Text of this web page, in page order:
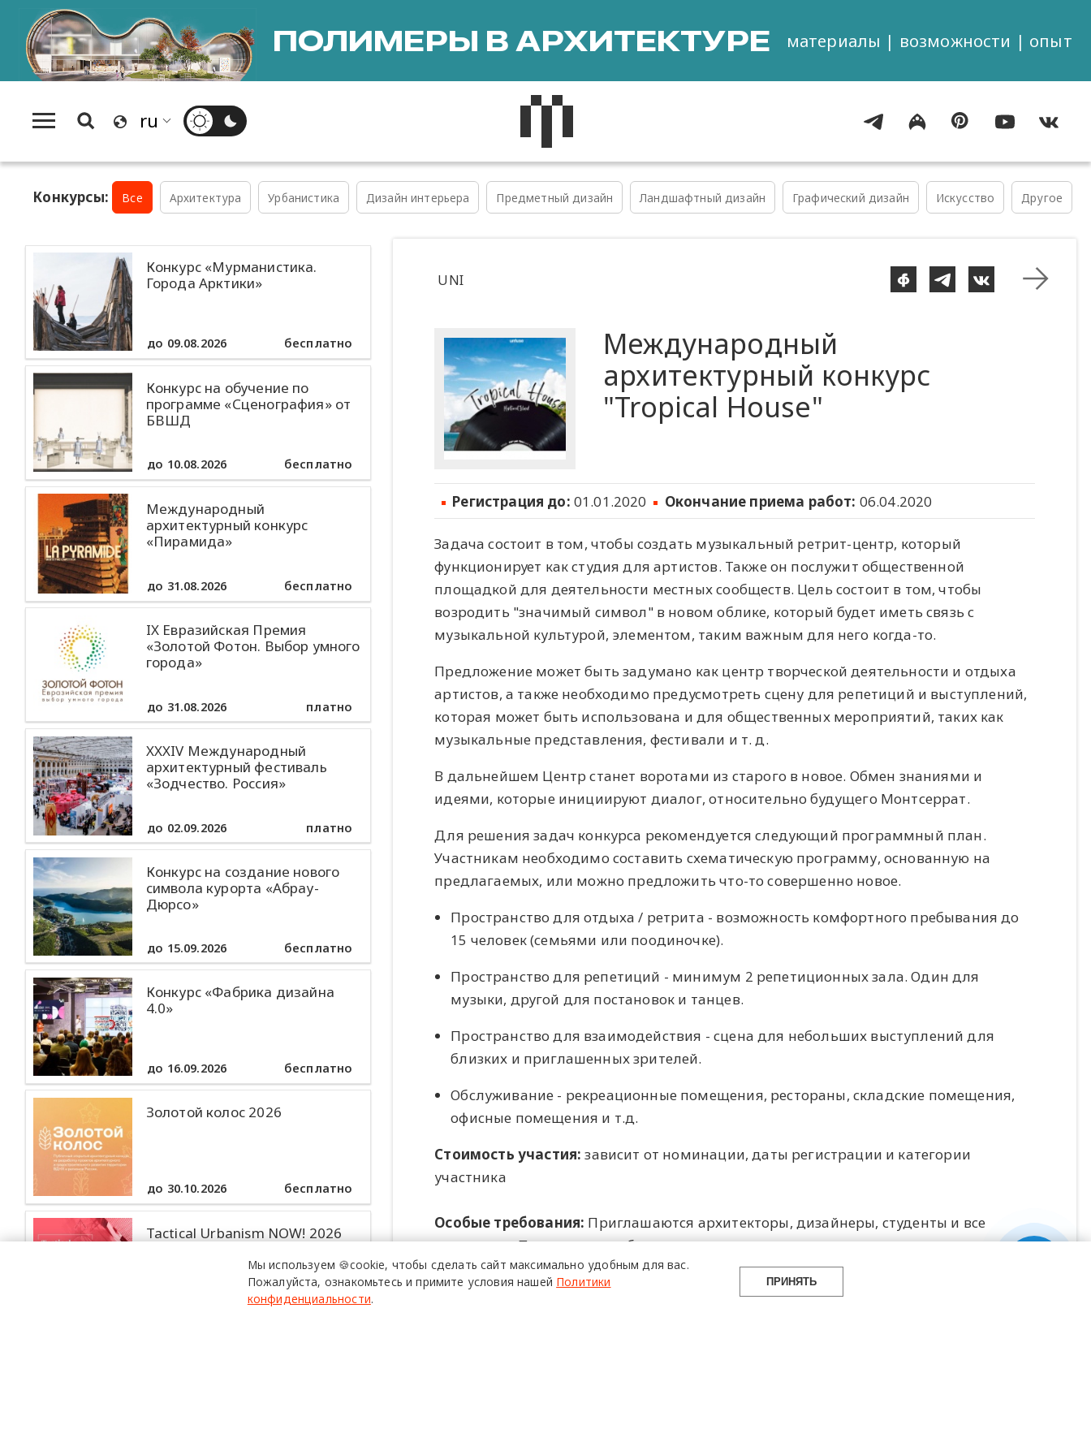
ПОЛИМЕРЫ В АРХИТЕКТУРЕ материалы | возможности | опыт
Конкурсы: Все Архитектура Урбанистика Дизайн интерьера Предметный дизайн Ландшафтный дизайн Графический дизайн Искусство Другое
Конкурс «Мурманистика.
Города Арктики»
до 09.08.2026 бесплатно
Конкурс на обучение по
программе «Сценография» от
БВШД
до 10.08.2026 бесплатно
Международный
архитектурный конкурс
«Пирамида»
до 31.08.2026 бесплатно
IX Евразийская Премия
«Золотой Фотон. Выбор умного
города»
до 31.08.2026 платно
XXXIV Международный
архитектурный фестиваль
«Зодчество. Россия»
до 02.09.2026 платно
Конкурс на создание нового
символа курорта «Абрау-
Дюрсо»
до 15.09.2026 бесплатно
Конкурс «Фабрика дизайна
4.0»
до 16.09.2026 бесплатно
Золотой колос 2026
до 30.10.2026 бесплатно
Tactical Urbanism NOW! 2026
бесплатно
Международный
архитектурный конкурс
"Tropical House"
UNI
Регистрация до: 01.01.2020 Окончание приема работ: 06.04.2020
Задача состоит в том, чтобы создать музыкальный ретрит-центр, который
функционирует как студия для артистов. Также он послужит общественной
площадкой для деятельности местных сообществ. Цель состоит в том, чтобы
возродить "значимый символ" в новом облике, который будет иметь связь с
музыкальной культурой, элементом, таким важным для него когда-то.
Предложение может быть задумано как центр творческой деятельности и отдыха
артистов, а также необходимо предусмотреть сцену для репетиций и выступлений,
которая может быть использована и для общественных мероприятий, таких как
музыкальные представления, фестивали и т. д.
В дальнейшем Центр станет воротами из старого в новое. Обмен знаниями и
идеями, которые инициируют диалог, относительно будущего Монтсеррат.
Для решения задач конкурса рекомендуется следующий программный план.
Участникам необходимо составить схематическую программу, основанную на
предлагаемых, или можно предложить что-то совершенно новое.
Пространство для отдыха / ретрита - возможность комфортного пребывания до
15 человек (семьями или поодиночке).
Пространство для репетиций - минимум 2 репетиционных зала. Один для
музыки, другой для постановок и танцев.
Пространство для взаимодействия - сцена для небольших выступлений для
близких и приглашенных зрителей.
Обслуживание - рекреационные помещения, рестораны, складские помещения,
офисные помещения и т.д.
Стоимость участия: зависит от номинации, даты регистрации и категории
участника
Особые требования: Приглашаются архитекторы, дизайнеры, студенты и все
желающие. Проекты могут быть представлены индивидуальным участником или
группой (не более 4 человек).Регистрационный взнос зависит от количества
участников. Он увеличивается в зависимости от количества регистраций и в
Мы используем 🍪cookie, чтобы сделать сайт максимально удобным для вас.
Пожалуйста, ознакомьтесь и примите условия нашей Политики
конфиденциальности.
ПРИНЯТЬ